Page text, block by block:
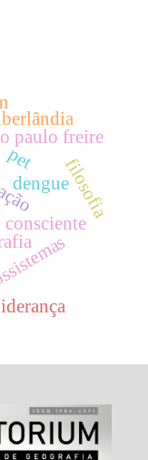
paulo freire
dengue
pet
consciente
filosofia